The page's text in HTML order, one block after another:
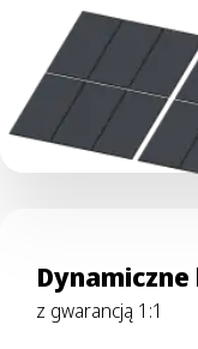
z gwarancją 1:1